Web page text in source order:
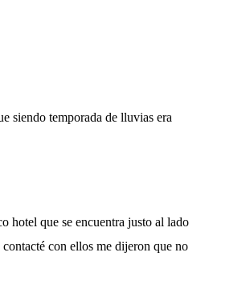
siendo temporada de lluvias era
hotel que se encuentra justo al lado
con ellos me dijeron que no